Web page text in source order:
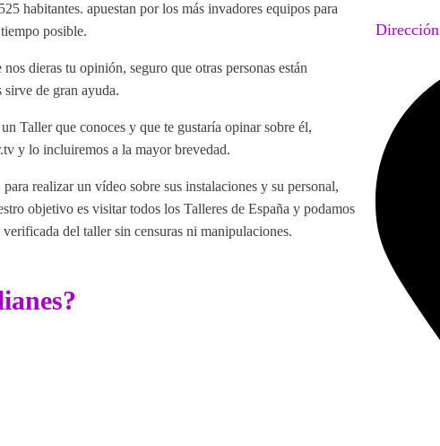
habitantes. apuestan por los más invadores equipos para
posible.
dieras tu opinión, seguro que otras personas están
de gran ayuda.
Taller que conoces y que te gustaría opinar sobre él,
y lo incluiremos a la mayor brevedad.
realizar un vídeo sobre sus instalaciones y su personal,
objetivo es visitar todos los Talleres de España y podamos
del taller sin censuras ni manipulaciones.
Dirección